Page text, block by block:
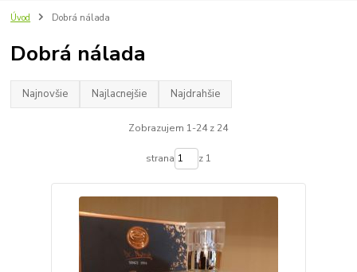
Úvod Dobrá nálada
Dobrá nálada
Najnovšie Najlacnejšie Najdrahšie
Zobrazujem 1-24 z 24
strana z 1